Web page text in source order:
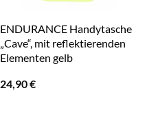
ENDURANCE Handytasche
„Cave“, mit reflektierenden
Elementen gelb
24,90€